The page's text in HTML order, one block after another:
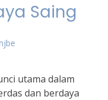
Saing
utama dalam
dan berdaya